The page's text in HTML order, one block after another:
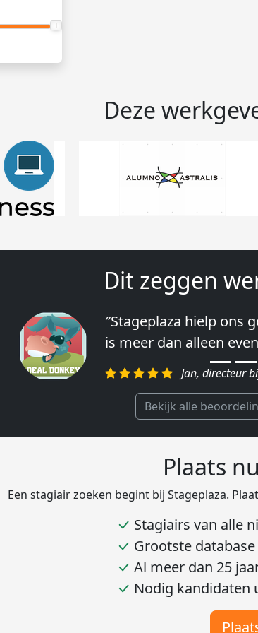
Deze
Dit zeggen
″Stageplaza hielp ons
is meer dan alleen
Jan, directeur
″Wij hebben in ieder
elke keer weer weet
regelen.″
Harald, Head
Plaats
Een stagiair zoeken begint bij Stageplaza.
Stagiairs van alle
Grootste
Al meer dan 25
Nodig